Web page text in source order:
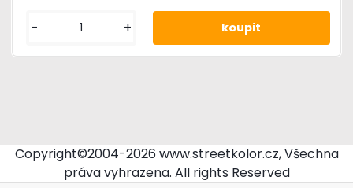
- +
Copyright©2004-2026 www.streetkolor.cz, Všechna
práva vyhrazena. All rights Reserved